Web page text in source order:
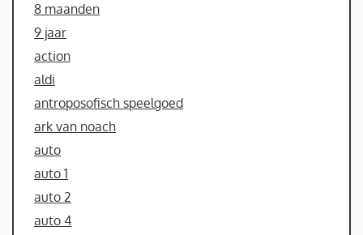
8 maanden
9 jaar
action
aldi
antroposofisch speelgoed
ark van noach
auto
auto 1
auto 2
auto 4